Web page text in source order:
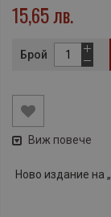
15,65 лв.
Брой
Виж повече
​Ново издание на „